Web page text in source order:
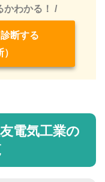
かわかる！ /
断する
電気工業の